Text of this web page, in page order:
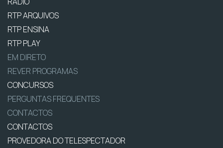
RTP ARQUIVOS
RTP ENSINA
RTP PLAY
EM DIRETO
REVER PROGRAMAS
CONCURSOS
PERGUNTAS FREQUENTES
CONTACTOS
CONTACTOS
PROVEDORA DO TELESPECTADOR